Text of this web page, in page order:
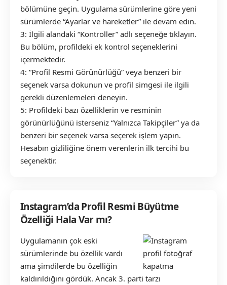
bölümüne geçin. Uygulama sürümlerine göre yeni
sürümlerde “Ayarlar ve hareketler” ile devam edin.
3: İlgili alandaki “Kontroller” adlı seçeneğe tıklayın.
Bu bölüm, profildeki ek kontrol seçeneklerini
içermektedir.
4: “Profil Resmi Görünürlüğü” veya benzeri bir
seçenek varsa dokunun ve profil simgesi ile ilgili
gerekli düzenlemeleri deneyin.
5: Profildeki bazı özelliklerin ve resminin
görünürlüğünü isterseniz “Yalnızca Takipçiler” ya da
benzeri bir seçenek varsa seçerek işlem yapın.
Hesabın gizliliğine önem verenlerin ilk tercihi bu
seçenektir.
Instagram’da Profil Resmi Büyütme
Özelliği Hala Var mı?
Uygulamanın çok eski
sürümlerinde bu özellik vardı
ama şimdilerde bu özelliğin
kaldırıldığını gördük. Ancak 3. parti tarzı